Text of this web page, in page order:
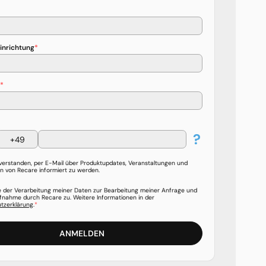
?
per E-Mail über Produktupdates, Veranstaltungen und
von Recare informiert zu werden.
der Verarbeitung meiner Daten zur Bearbeitung meiner Anfrage und
durch Recare zu. Weitere Informationen in der
.
ANMELDEN